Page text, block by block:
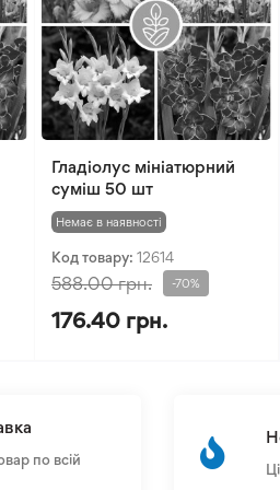
Гладіолус мініатюрний
суміш 50 шт
Немає в наявності
Код товару: 12614
588.00 грн. -70%
176.40 грн.
по всій